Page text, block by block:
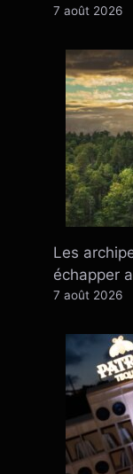
7 août 2026
Les
échapper
7 août 2026